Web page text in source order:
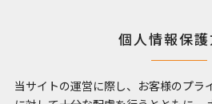
個人情報保
当サイトの運営に際し、お客様のプラ